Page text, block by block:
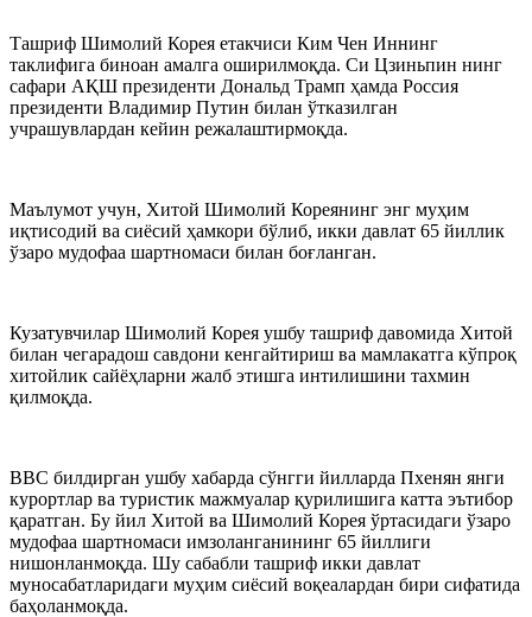
Ташриф Шимолий Корея етакчиси Ким Чен Иннинг
таклифига биноан амалга оширилмоқда. Си Цзиньпин нинг
сафари АҚШ президенти Дональд Трамп ҳамда Россия
президенти Владимир Путин билан ўтказилган
учрашувлардан кейин режалаштирмоқда.
Маълумот учун, Хитой Шимолий Кореянинг энг муҳим
иқтисодий ва сиёсий ҳамкори бўлиб, икки давлат 65 йиллик
ўзаро мудофаа шартномаси билан боғланган.
Кузатувчилар Шимолий Корея ушбу ташриф давомида Хитой
билан чегарадош савдони кенгайтириш ва мамлакатга кўпроқ
хитойлик сайёҳларни жалб этишга интилишини тахмин
қилмоқда.
BBC билдирган ушбу хабарда сўнгги йилларда Пхенян янги
курортлар ва туристик мажмуалар қурилишига катта эътибор
қаратган. Бу йил Хитой ва Шимолий Корея ўртасидаги ўзаро
мудофаа шартномаси имзоланганининг 65 йиллиги
нишонланмоқда. Шу сабабли ташриф икки давлат
муносабатларидаги муҳим сиёсий воқеалардан бири сифатида
баҳоланмоқда.